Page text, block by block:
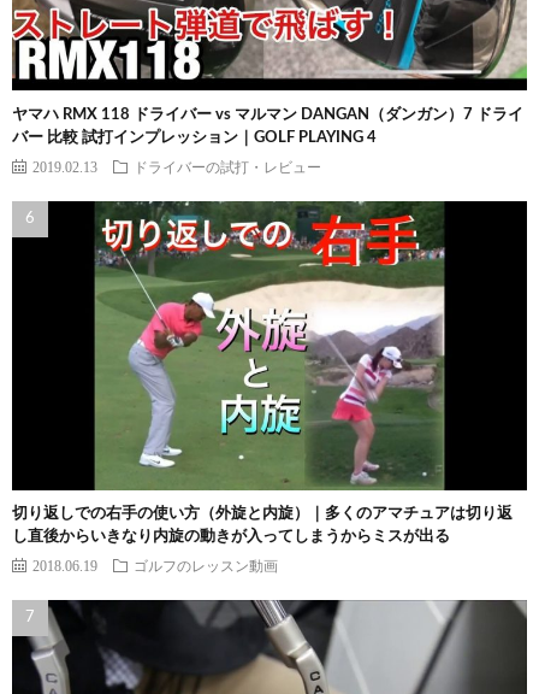
ヤマハ RMX 118 ドライバー vs マルマン DANGAN（ダンガン）7 ドライ
バー 比較 試打インプレッション｜GOLF PLAYING 4
2019.02.13 ドライバーの試打・レビュー
切り返しでの右手の使い方（外旋と内旋）｜多くのアマチュアは切り返
し直後からいきなり内旋の動きが入ってしまうからミスが出る
2018.06.19 ゴルフのレッスン動画